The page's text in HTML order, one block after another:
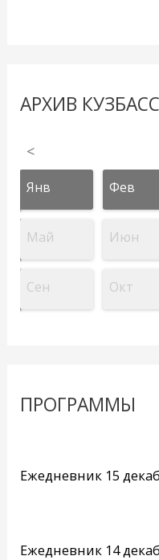
АРХИВ
<
Янв Фев
Май Июн
Сен Окт
ПРОГРАММЫ
Ежедневник 15
Ежедневник 14